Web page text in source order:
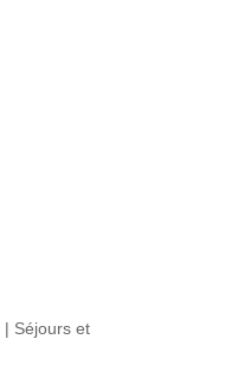
| Séjours et